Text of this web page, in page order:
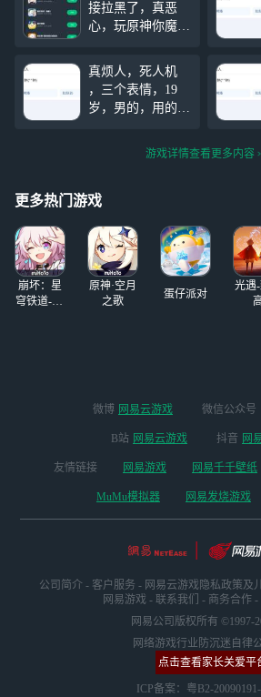
接拉黑了，真恶
心，玩原神你魔怔
神魔证人急了急了
急了急了，笑死，
乐子，急了急了急
了急了急了，笑死
真烦人，死人机
，三个表情，19
岁，男的，用的手
多块钱多块钱，拼
多多上面买的，真
就知道打游戏，他
个游戏，天天只会
玩别人的steam账
号，
游戏详情查看更多内容
更多热门游戏
崩坏：星
穹铁道-4.4
原神·空月
之歌
蛋仔派对
光遇
微博 网易云游戏 微信公众号
B站 网易云游戏 抖音 网
友情链接 网易游戏 网易千千壁纸
MuMu模拟器 网易发烧游戏
公司简介 - 客户服务 - 网易云游戏隐私政策及
网易游戏 - 联系我们 - 商务合作 -
网易公司版权所有 ©1997-
网络游戏行业防沉迷自律
点击查看家长关爱平
ICP备案：粤B2-